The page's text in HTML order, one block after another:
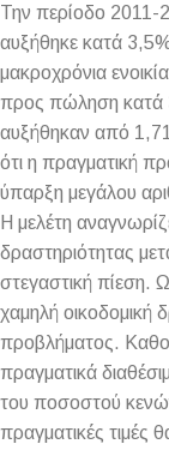
Την περίοδο 2011-
αυξήθηκε κατά
μακροχρόνια
προς πώληση κατά
αυξήθηκαν από
ότι η πραγματική
ύπαρξη μεγάλου
Η μελέτη
δραστηριότητας
στεγαστική πίεση.
χαμηλή οικοδομική
προβλήματος.
πραγματικά
του ποσοστού
πραγματικές